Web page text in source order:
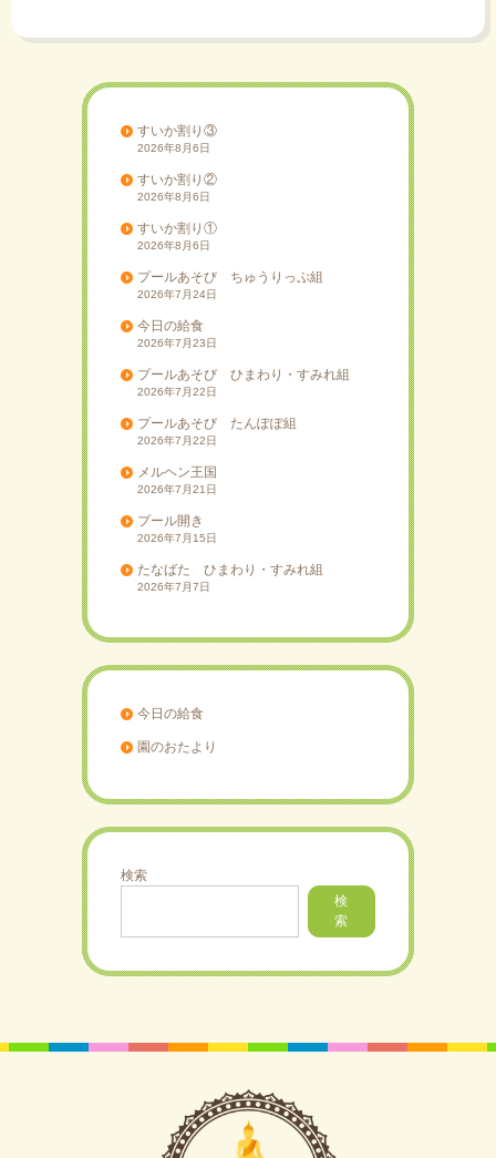
ゲ
すいか割り③
2026年8月6日
すいか割り②
2026年8月6日
すいか割り①
2026年8月6日
プールあそび ちゅうりっぷ組
2026年7月24日
今日の給食
2026年7月23日
プールあそび ひまわり・すみれ組
2026年7月22日
プールあそび たんぽぽ組
2026年7月22日
メルヘン王国
2026年7月21日
プール開き
2026年7月15日
たなばた ひまわり・すみれ組
2026年7月7日
今日の給食
園のおたより
検索
検
索